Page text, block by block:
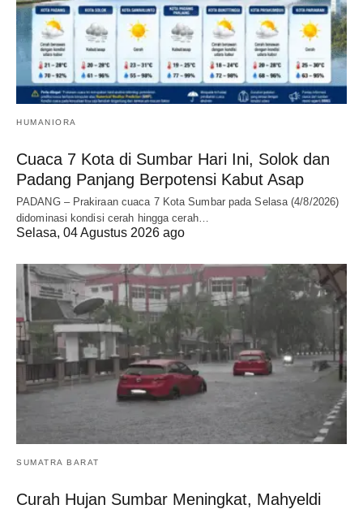
HUMANIORA
Cuaca 7 Kota di Sumbar Hari Ini, Solok dan
Padang Panjang Berpotensi Kabut Asap
PADANG – Prakiraan cuaca 7 Kota Sumbar pada Selasa (4/8/2026)
didominasi kondisi cerah hingga cerah…
Selasa, 04 Agustus 2026 ago
SUMATRA BARAT
Curah Hujan Sumbar Meningkat, Mahyeldi